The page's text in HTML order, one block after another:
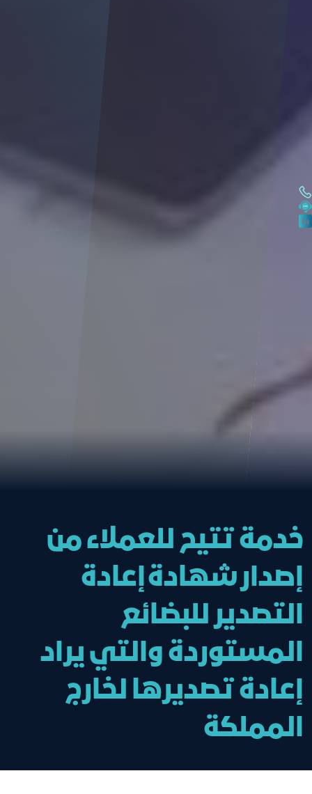
خدمة تتيح للعملاء من
إصدار شهادة إعادة
التصدير للبضائع
المستوردة والتي يراد
إعادة تصديرها لخارج
المملكة